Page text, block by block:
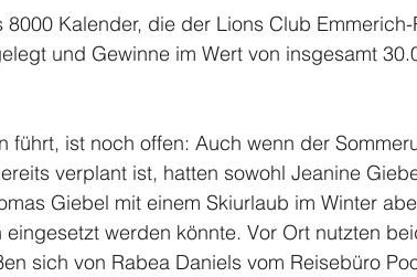
Kalender, die der Lions Club Emmerich-
und Gewinne im Wert von insgesamt
führt, ist noch offen: Auch wenn der
verplant ist, hatten sowohl Jeanine
Giebel mit einem Skiurlaub im Winter
werden könnte. Vor Ort nutzten
sich von Rabea Daniels vom Reisebüro